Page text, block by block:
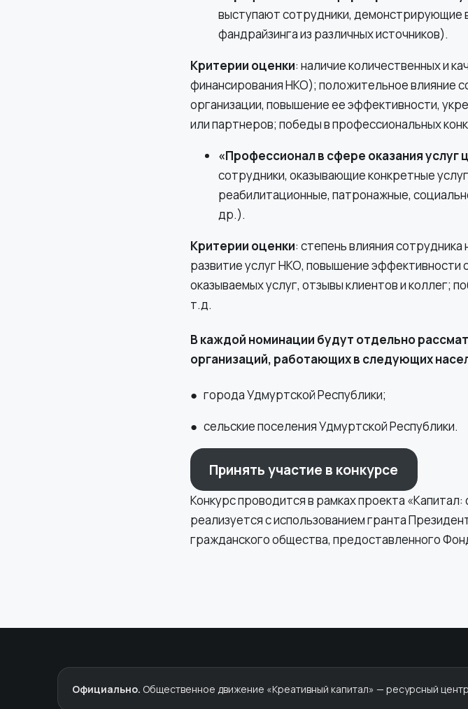
выступают сотрудники, демонстрирующие
фандрайзинга из различных источников).
Критерии оценки: наличие количественных и
финансирования НКО); положительное влияние
организации, повышение ее эффективности,
или партнеров; победы в профессиональных
«Профессионал в сфере оказания услуг
сотрудники, оказывающие конкретные
реабилитационные, патронажные,
др.).
Критерии оценки: степень влияния
развитие услуг НКО, повышение эффективности
оказываемых услуг, отзывы клиентов и коллег;
т.д.
В каждой номинации будут отдельно
организаций, работающих в следующих
● города Удмуртской Республики;
● сельские поселения Удмуртской Республики.
Принять участие в конкурсе
Конкурс проводится в рамках проекта
реализуется с использованием гранта
гражданского общества, предоставленного
Официально. Общественное движение «Креативный капитал» — ресурсный